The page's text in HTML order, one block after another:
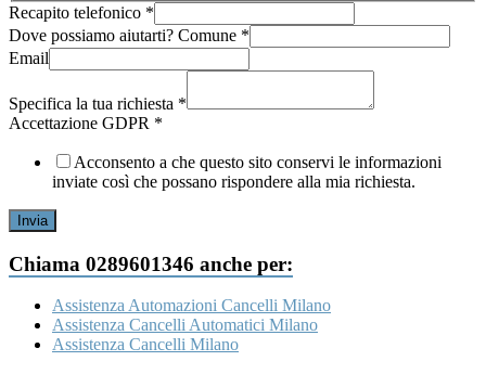
Recapito telefonico *
Dove possiamo aiutarti? Comune *
Email
sociale
richiesta
Specifica la tua richiesta *
Accettazione GDPR *
Acconsento a che questo sito conservi le informazioni
inviate così che possano rispondere alla mia richiesta.
Invia
Chiama 0289601346 anche per:
Assistenza Automazioni Cancelli Milano
Assistenza Cancelli Automatici Milano
Assistenza Cancelli Milano